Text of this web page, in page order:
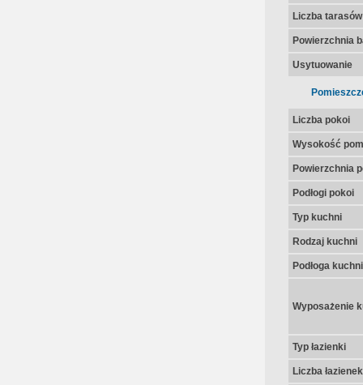
Liczba tarasów
Powierzchnia
Usytuowanie
Liczba pokoi
Wysokość
Powierzchnia
Podłogi pokoi
Typ kuchni
Rodzaj kuchni
Podłoga kuchni
Wyposażenie
Typ łazienki
Liczba łazienek